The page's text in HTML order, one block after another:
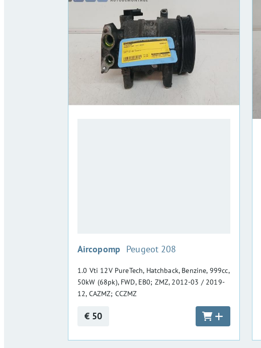
Aircopomp :Peugeot 208
1.0 Vti 12V PureTech, Hatchback, Benzine, 999cc,
50kW (68pk), FWD, EB0; ZMZ, 2012-03 / 2019-
12, CAZMZ; CCZMZ
€ 50